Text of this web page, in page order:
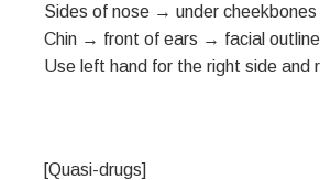
Sides of nose → under
Chin → front of ears → facial
Use left hand for the right side and
[Quasi-drugs]